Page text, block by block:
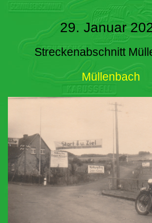
29. Januar
Streckenabschnitt
Müllenbach